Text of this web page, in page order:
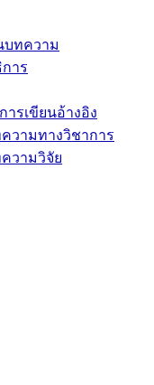
บทความ
าร
รเขียนอ้างอิง
วามทางวิชาการ
วามวิจัย